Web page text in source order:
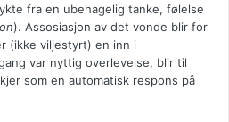
fra en ubehagelig tanke, følelse
). Assosiasjon av det vonde blir for
(ikke viljestyrt) en inn i
var nyttig overlevelse, blir til
som en automatisk respons på